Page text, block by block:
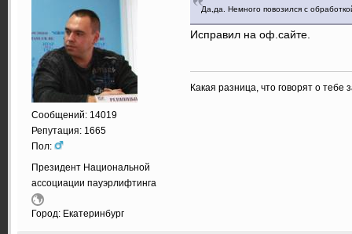
Сообщений: 14019
Репутация: 1665
Пол:
Президент Национальной
ассоциации пауэрлифтинга
Город: Екатеринбург
Да,да. Немного повозился с
Исправил на оф.сайте.
Какая разница, что говорят о